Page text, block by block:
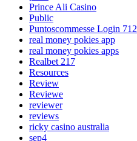
Prince Ali Casino
Public
Puntoscommesse Login 712
real money pokies app
real money pokies apps
Realbet 217
Resources
Review
Reviewe
reviewer
reviews
ricky casino australia
sep4